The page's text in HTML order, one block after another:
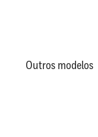
Outros modelos